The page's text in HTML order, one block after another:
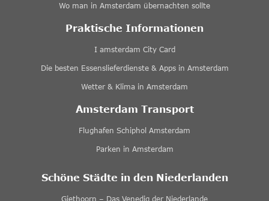
Wo man in Amsterdam übernachten sollte
Praktische Informationen
I amsterdam City Card
Die besten Essenslieferdienste & Apps in Amsterdam
Wetter & Klima in Amsterdam
Amsterdam Transport
Flughafen Schiphol Amsterdam
Parken in Amsterdam
Schöne Städte in den Niederlanden
Giethoorn – Das Venedig der Niederlande